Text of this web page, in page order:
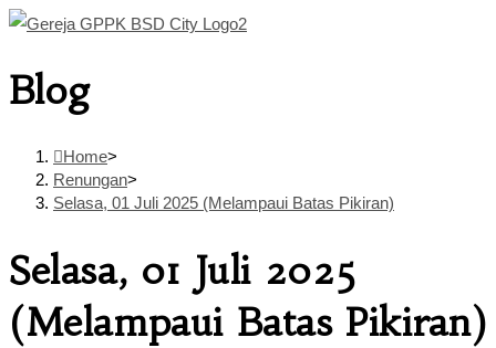
Skip
content
Blog
Home>
Renungan>
Selasa, 01 Juli 2025 (Melampaui Batas Pikiran)
Selasa, 01 Juli 2025
(Melampaui Batas Pikiran)